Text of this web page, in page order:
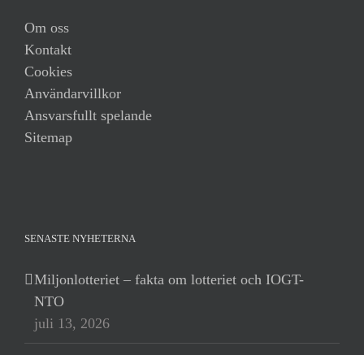
Om oss
Kontakt
Cookies
Användarvillkor
Ansvarsfullt spelande
Sitemap
SENASTE NYHETERNA
Miljonlotteriet – fakta om lotteriet och IOGT-
NTO
juli 13, 2026